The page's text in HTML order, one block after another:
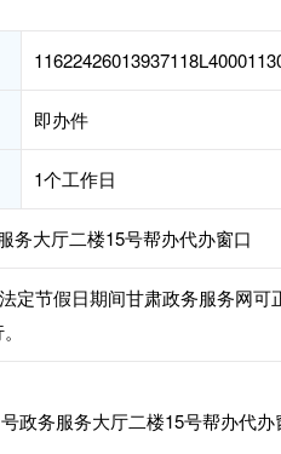
即办件
1个工作日
务大厅二楼15号帮办代办窗口
定节假日期间甘肃政务服务网
政务服务大厅二楼15号帮办代办